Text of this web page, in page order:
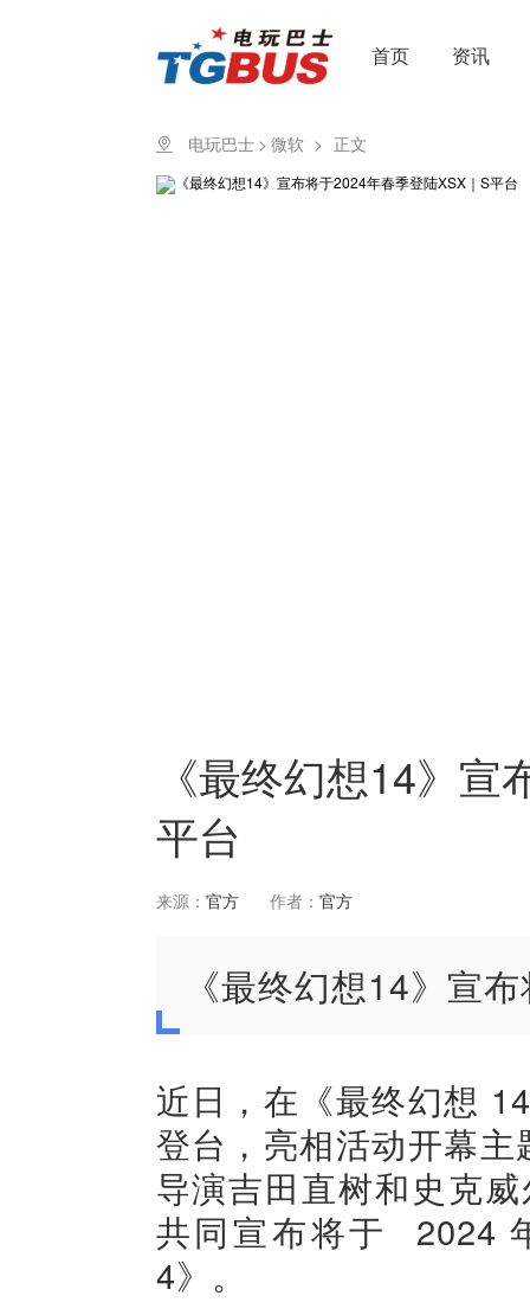
首页 资讯
电玩巴士 > 微软 > 正文
《最终幻想14》
平台
来源： 官方 作者： 官方
《最终幻想14》宣
近日，在《最终幻想
登台，亮相活动开幕
导演吉田直树和史克
共同宣布将于 2024
4》。